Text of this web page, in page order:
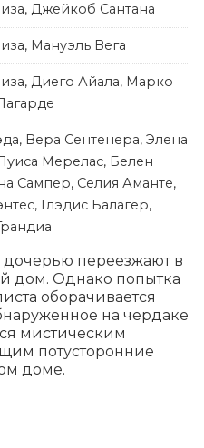
Джейкоб Сантана
Мануэль Вега
Диего Айала, Марко
Вера Сентенера, Элена
Мерелас, Белен
Сампер, Селия Аманте,
Глэдис Балагер,
дочерью переезжают в
дом. Однако попытка
оборачивается
на чердаке
мистическим
потусторонние
доме.